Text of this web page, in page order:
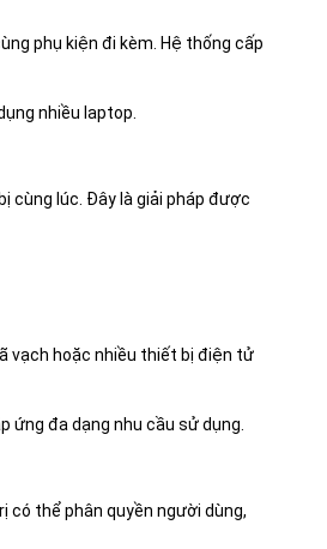
phụ kiện đi kèm. Hệ thống cấp
nhiều laptop.
cùng lúc. Đây là giải pháp được
vạch hoặc nhiều thiết bị điện tử
ứng đa dạng nhu cầu sử dụng.
có thể phân quyền người dùng,